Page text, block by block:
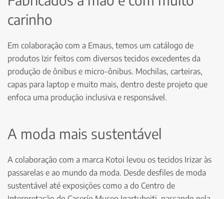
carinho
Em colaboração com a Emaus, temos um catálogo de
produtos Izir feitos com diversos tecidos excedentes da
produção de ônibus e micro-ônibus. Mochilas, carteiras,
capas para laptop e muito mais, dentro deste projeto que
enfoca uma produção inclusiva e responsável.
A moda mais sustentável
A colaboração com a marca Kotoi levou os tecidos Irizar às
passarelas e ao mundo da moda. Desde desfiles de moda
sustentável até exposições como a do Centro de